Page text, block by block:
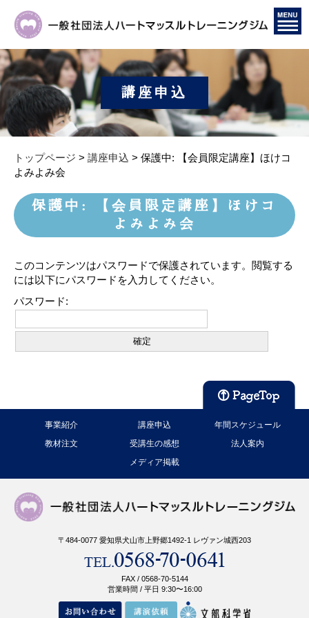
講座申込
トップページ > 講座申込 > 保護中: 【会員限定講座】ほけコ
よみよみ会
保護中: 【会員限定講座】ほけコ
よみよみ会
このコンテンツはパスワードで保護されています。閲覧する
には以下にパスワードを入力してください。
パスワード:
事業紹介 講座申込
年間スケジュール
教材注文
受講生の感想
法人案内
メディア掲載
〒484-0077 愛知県犬山市上野郷1492-1 レヴァン城西203
FAX / 0568-70-5144
営業時間 / 平日 9:30〜16:00